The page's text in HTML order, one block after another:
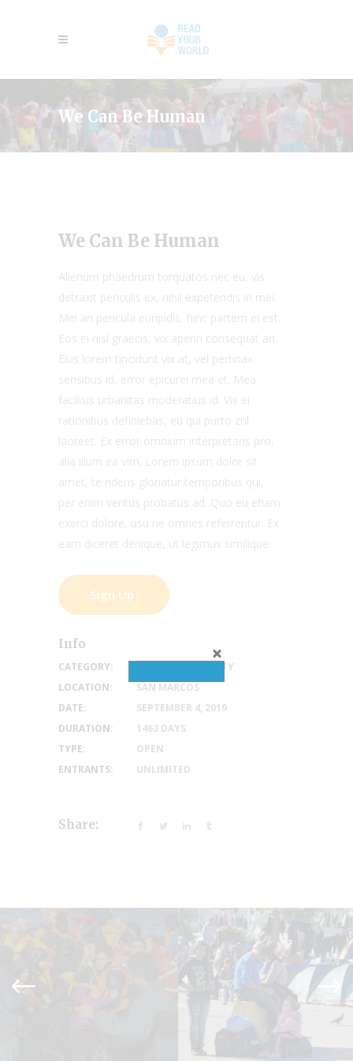
We Can Be Human
We Can Be Human
Alienum phaedrum torquatos nec eu, vis
detraxit periculis ex, nihil expetendis in mei.
Mei an pericula euripidis, hinc partem ei est.
Eos ei nisl graecis, vix aperiri consequat an.
Eius lorem tincidunt vix at, vel pertinax
sensibus id, error epicurei mea et. Mea
facilisis urbanitas moderatius id. Vis ei
rationibus definiebas, eu qui purto zril
laoreet. Ex error omnium interpretaris pro,
alia illum ea vim. Lorem ipsum dolor sit
amet, te ridens gloriatur temporibus qui,
per enim veritus probatus ad. Quo eu etiam
exerci dolore, usu ne omnes referrentur. Ex
eam diceret denique, ut legimus similique.
Sign Up
Info
CATEGORY:
CHARITY
LOCATION:
SAN MARCOS
DATE:
SEPTEMBER 4, 2019
DURATION:
1463 DAYS
TYPE:
OPEN
ENTRANTS:
UNLIMITED
Share: